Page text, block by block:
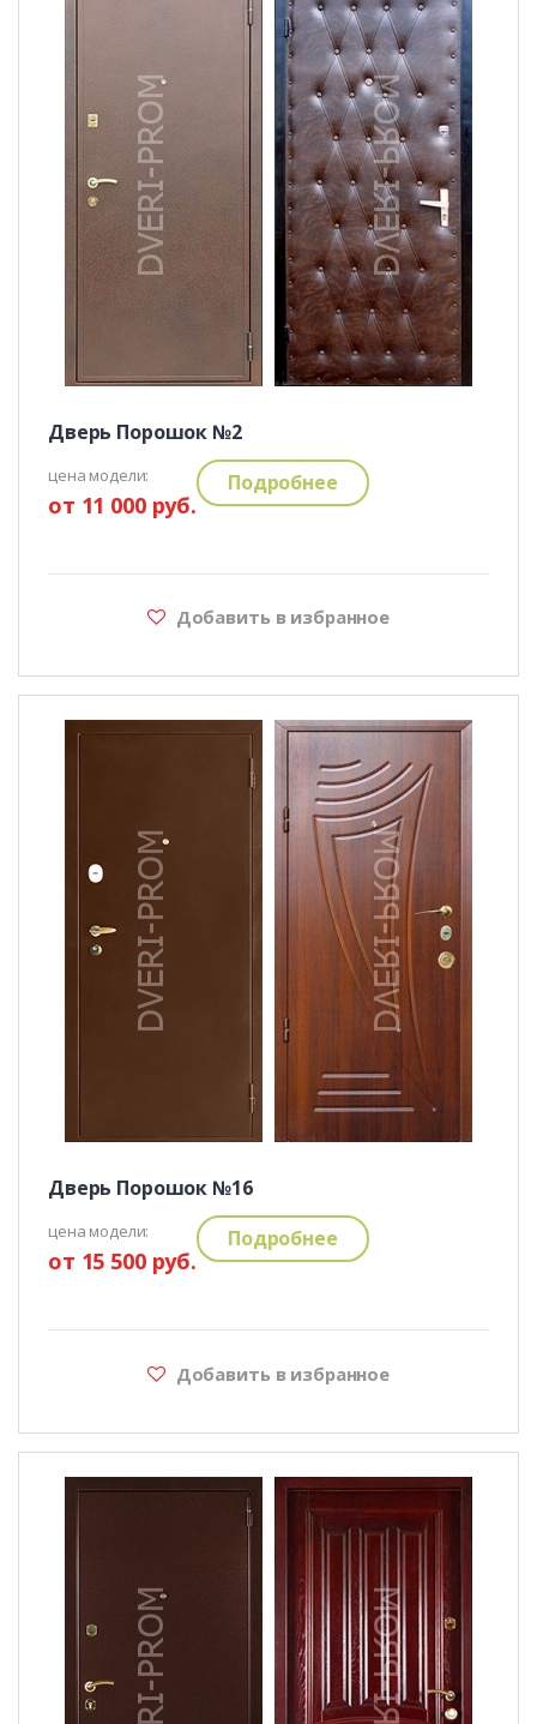
Дверь Порошок №2
цена модели:
от 11 000 руб.
Подробнее
Добавить в избранное
Дверь Порошок №16
цена модели:
от 15 500 руб.
Подробнее
Добавить в избранное